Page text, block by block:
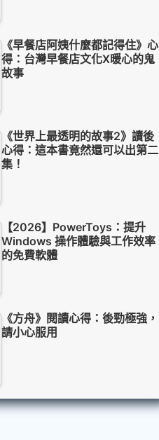
《早餐店阿姨什麼都記得住》心
得：台灣早餐店文化X暖心的鬼
故事
《世界上最透明的故事2》讀後
心得：這本書竟然還可以出第二
集！
【2026】PowerToys：提升
Windows 操作體驗與工作效率
的免費軟體
《方舟》閱讀心得：後勁極強，
請小心服用